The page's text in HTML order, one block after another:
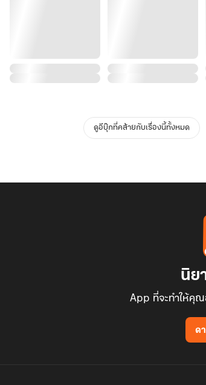
ดูอีบุ๊กที่คล้ายกับเรื่องนี้ทั้งหมด
นิย
App ที่จะทำให้คุณ
ด